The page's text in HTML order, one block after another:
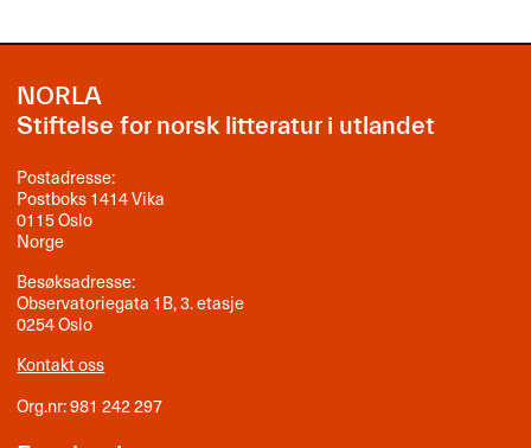
NORLA
Stiftelse for norsk litteratur i utlandet
Postadresse:
Postboks 1414 Vika
0115 Oslo
Norge
Besøksadresse:
Observatoriegata 1B, 3. etasje
0254 Oslo
Kontakt oss
Org.nr: 981 242 297